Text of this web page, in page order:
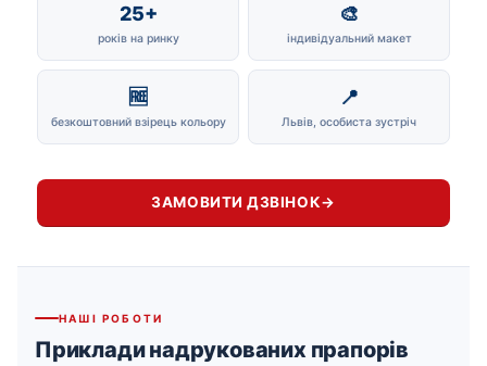
25+
років на ринку
🎨
індивідуальний макет
🆓
безкоштовний взірець кольору
📍
Львів, особиста зустріч
ЗАМОВИТИ ДЗВІНОК→
НАШІ РОБОТИ
Приклади надрукованих прапорів